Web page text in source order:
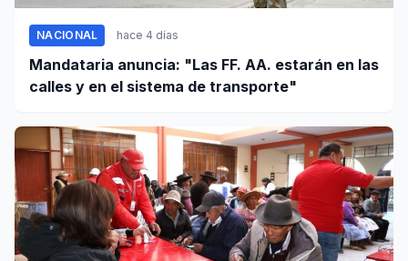
NACIONAL hace 4 días
Mandataria anuncia: "Las FF. AA. estarán en las
calles y en el sistema de transporte"